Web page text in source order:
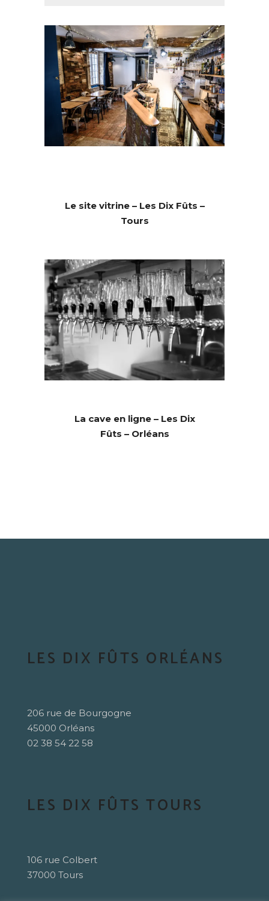
Le site vitrine – Les Dix Fûts –
Tours
La cave en ligne – Les Dix
Fûts – Orléans
LES DIX FÛTS ORLÉANS
206 rue de Bourgogne
45000 Orléans
02 38 54 22 58
LES DIX FÛTS TOURS
106 rue Colbert
37000 Tours